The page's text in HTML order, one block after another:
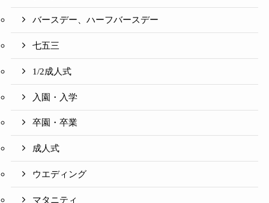
バースデー、ハーフバースデー
七五三
1/2成人式
入園・入学
卒園・卒業
成人式
ウエディング
マタニティ